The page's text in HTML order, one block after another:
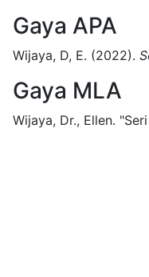
Gaya APA
Wijaya, D, E. (2022).
Gaya MLA
Wijaya, Dr., Ellen.